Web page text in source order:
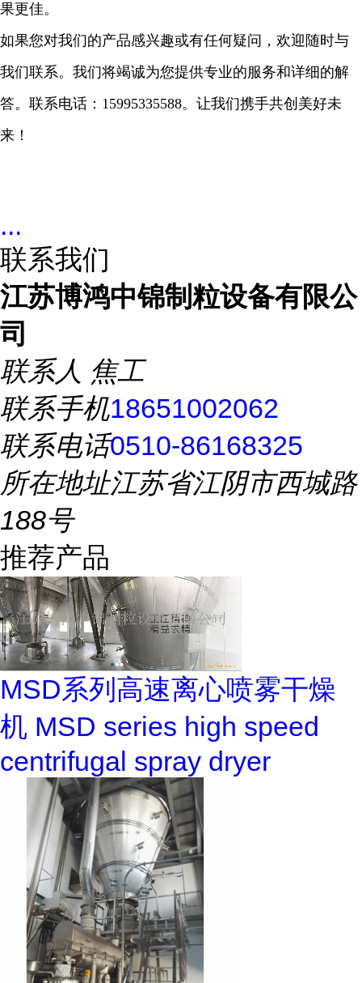
果更佳。
如果您对我们的产品感兴趣或有任何疑问，欢迎随时与
我们联系。我们将竭诚为您提供专业的服务和详细的解
答。联系电话： 15995335588。让我们携手共创美好未
来！
...
联系我们
江苏博鸿中锦制粒设备有限公
司
联系人 焦工
联系手机18651002062
联系电话0510-86168325
所在地址江苏省江阴市西城路
188号
推荐产品
MSD系列高速离心喷雾干燥
机 MSD series high speed
centrifugal spray dryer